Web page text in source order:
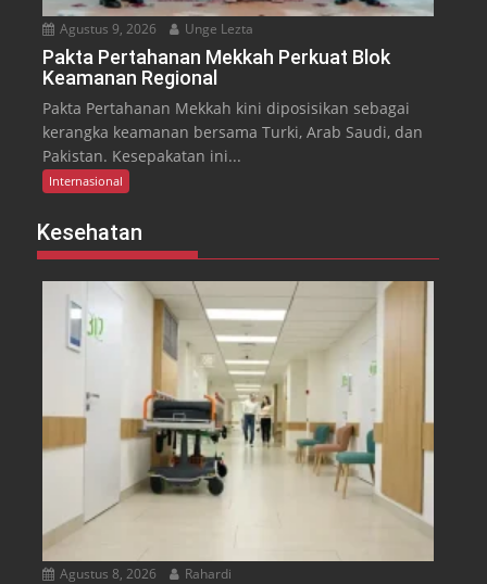
Agustus 9, 2026 Unge Lezta
Pakta Pertahanan Mekkah Perkuat Blok
Keamanan Regional
Pakta Pertahanan Mekkah kini diposisikan sebagai
kerangka keamanan bersama Turki, Arab Saudi, dan
Pakistan. Kesepakatan ini...
Internasional
Kesehatan
Agustus 8, 2026 Rahardi